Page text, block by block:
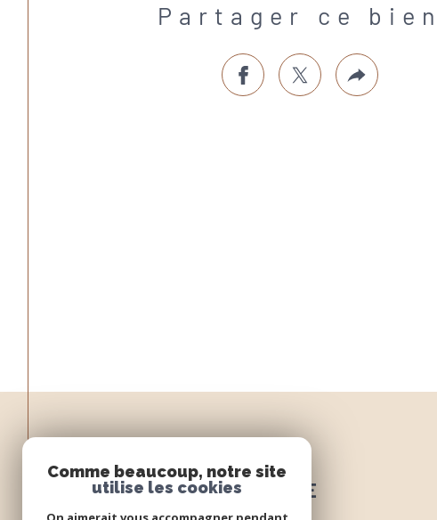
Partager ce bien
Espace
PROPRIÉTAIRE
Comme beaucoup, notre site
utilise les cookies